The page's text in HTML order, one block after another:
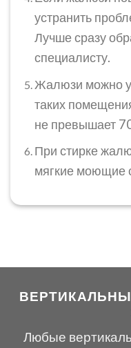
устранить
Лучше сразу
специалисту.
Жалюзи можно
таких
не превышает
При стирке
мягкие моющие
Любые